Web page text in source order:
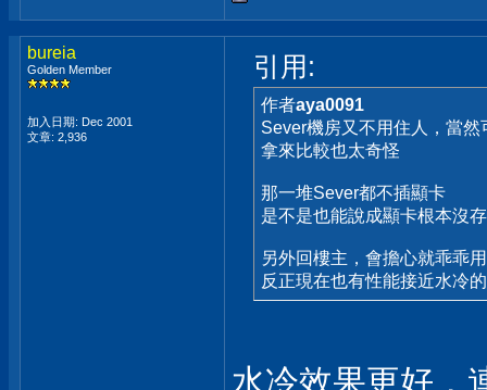
bureia
Golden Member
加入日期: Dec 2001
文章: 2,936
引用:
作者aya0091
Sever機房又不用住人，當然
拿來比較也太奇怪
那一堆Sever都不插顯卡
是不是也能說成顯卡根本沒
另外回樓主，會擔心就乖乖
反正現在也有性能接近水冷
水冷效果更好，